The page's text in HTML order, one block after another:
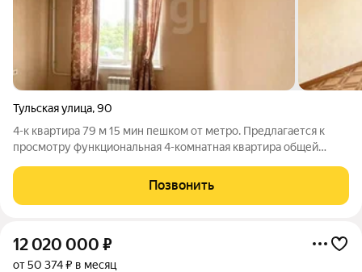
Тульская улица,90
4-к квартира 79 м 15 мин пешком от метро. Предлагается к
просмотру функциональная 4-комнатная квартира общей
постройки (ранний тип серии). Толстые стены, отличная
шумоизоляция, предсказуемый
Позвонить
12 020 000 ₽
от 50 374 ₽ в месяц